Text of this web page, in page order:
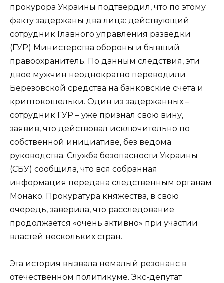
прокурора Украины подтвердил, что по этому
факту задержаны два лица: действующий
сотрудник Главного управления разведки
(ГУР) Министерства обороны и бывший
правоохранитель. По данным следствия, эти
двое мужчин неоднократно переводили
Березовской средства на банковские счета и
криптокошельки. Один из задержанных –
сотрудник ГУР – уже признал свою вину,
заявив, что действовал исключительно по
собственной инициативе, без ведома
руководства. Служба безопасности Украины
(СБУ) сообщила, что вся собранная
информация передана следственным органам
Монако. Прокуратура княжества, в свою
очередь, заверила, что расследование
продолжается «очень активно» при участии
властей нескольких стран.
Эта история вызвала немалый резонанс в
отечественном политикуме. Экс-депутат